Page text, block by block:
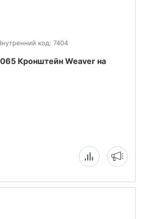
код: 7404
Кронштейн Weaver на